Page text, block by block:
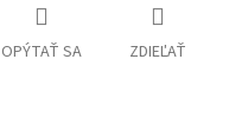
OPÝTAŤ SA ZDIEĽAŤ